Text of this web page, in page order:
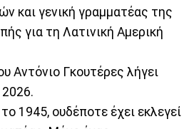
και γενική γραμματέας της
για τη Λατινική Αμερική
Αντόνιο Γκουτέρες λήγει
2026.
1945, ουδέποτε έχει εκλεγεί